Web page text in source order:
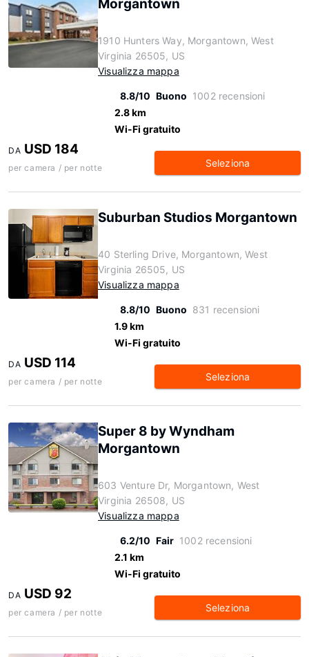
Morgantown
1910 Hunters Way, Morgantown, West
Virginia 26505, US
Visualizza mappa
8.8/10 Buono 1002 recensioni
2.8 km
Wi-Fi gratuito
DA USD 184
per camera / per notte Seleziona
Suburban Studios Morgantown
40 Sterling Drive, Morgantown, West
Virginia 26505, US
Visualizza mappa
8.8/10 Buono 831 recensioni
1.9 km
Wi-Fi gratuito
DA USD 114
per camera / per notte Seleziona
Super 8 by Wyndham
Morgantown
603 Venture Dr, Morgantown, West
Virginia 26508, US
Visualizza mappa
6.2/10 Fair 1002 recensioni
2.1 km
Wi-Fi gratuito
DA USD 92
per camera / per notte Seleziona